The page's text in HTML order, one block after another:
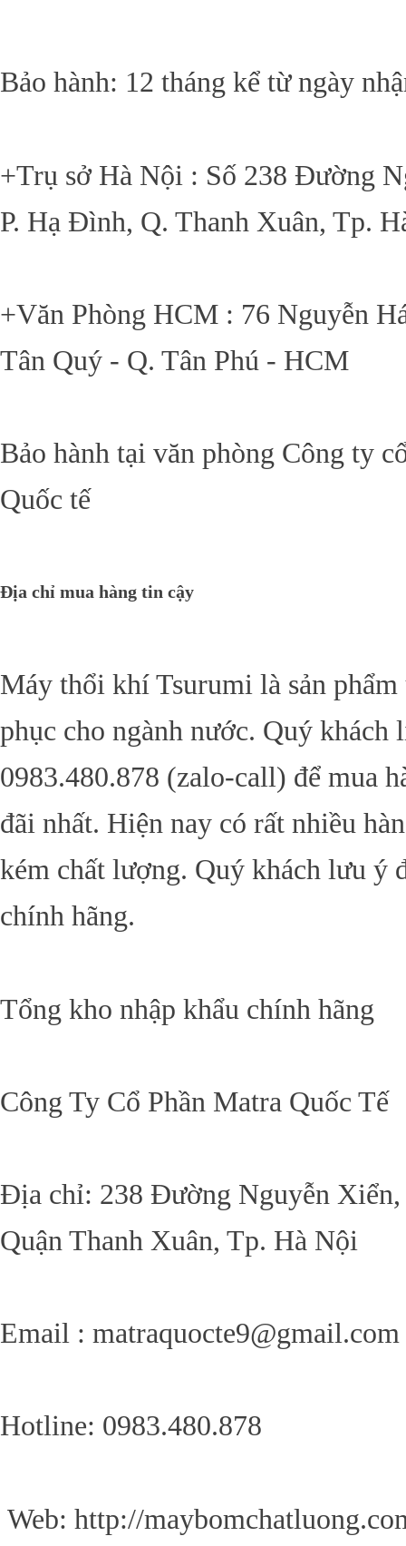
Bảo hành: 12 tháng kể từ ngày
+Trụ sở Hà Nội : Số 238 Đường
P. Hạ Đình, Q. Thanh Xuân, Tp.
+Văn Phòng HCM : 76 Nguyễn
Tân Quý - Q. Tân Phú - HCM
Bảo hành tại văn phòng Công ty
Quốc tế
Địa chỉ mua hàng tin cậy
Máy thổi khí Tsurumi là sản
phục cho ngành nước. Quý khách
0983.480.878 (zalo-call) để mua
đãi nhất. Hiện nay có rất nhiều
kém chất lượng. Quý khách lưu ý
chính hãng.
Tổng kho nhập khẩu chính hãng
Công Ty Cổ Phần Matra Quốc Tế
Địa chỉ: 238 Đường Nguyễn
Quận Thanh Xuân, Tp. Hà Nội
Email : matraquocte9@gmail.com
Hotline: 0983.480.878
Web: http://